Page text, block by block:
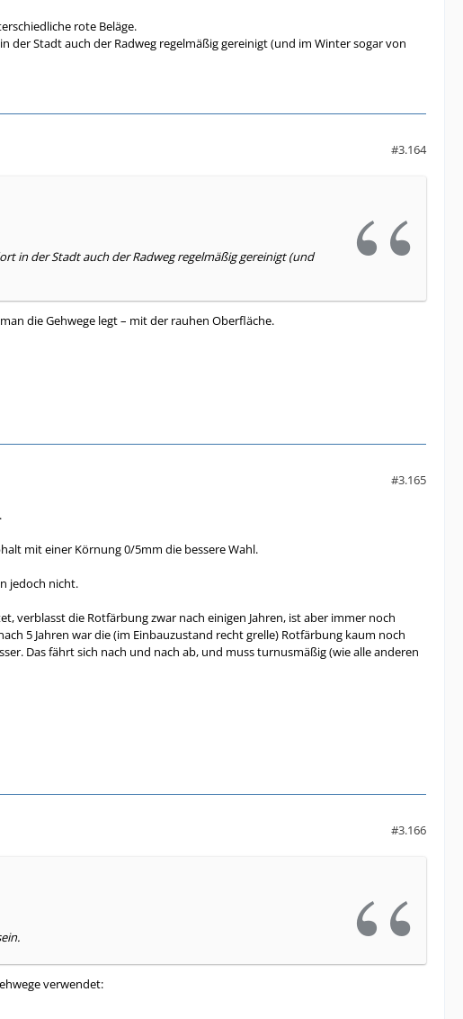
rote Beläge.
Stadt auch der Radweg regelmäßig gereinigt (und im Winter sogar von
#3.164
in der Stadt auch der Radweg regelmäßig gereinigt (und
die Gehwege legt – mit der rauhen Oberfläche.
#3.165
mit einer Körnung 0/5mm die bessere Wahl.
jedoch nicht.
verblasst die Rotfärbung zwar nach einigen Jahren, ist aber immer noch
5 Jahren war die (im Einbauzustand recht grelle) Rotfärbung kaum noch
Das fährt sich nach und nach ab, und muss turnusmäßig (wie alle anderen
#3.166
verwendet: